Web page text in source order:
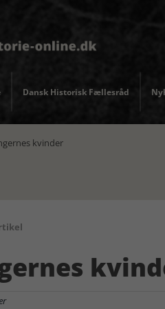
Dansk Historisk Fællesråd
kvinder